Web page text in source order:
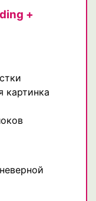
+
картинка